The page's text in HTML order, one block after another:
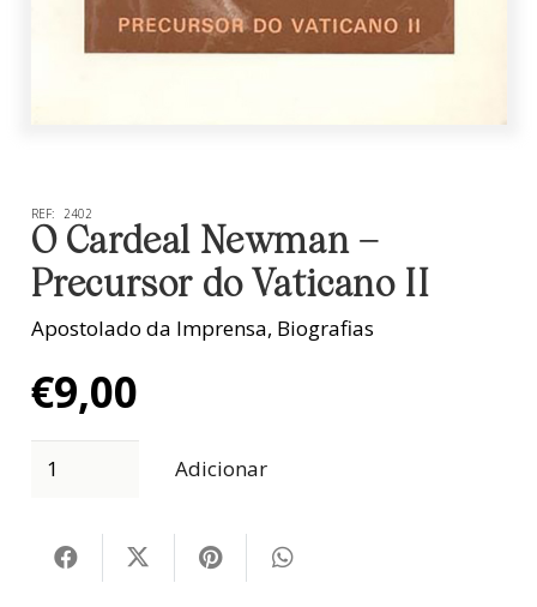
REF: 2402
O Cardeal Newman –
Precursor do Vaticano II
Apostolado da Imprensa, Biografias
€9,00
Adicionar